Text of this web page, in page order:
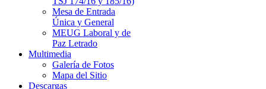
Mesa de Entrada
Única y General
MEUG Laboral y de
Paz Letrado
Multimedia
Galería de Fotos
Mapa del Sitio
Descargas